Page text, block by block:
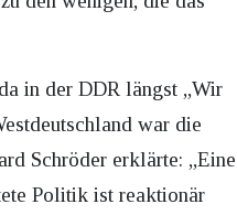
in der DDR längst „Wir
war die
Schröder erklärte: „Eine
Politik ist reaktionär